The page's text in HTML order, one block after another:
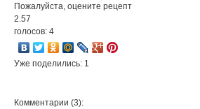
Пожалуйста, оцените рецепт
2.57
голосов: 4
Уже поделились: 1
Комментарии (3):